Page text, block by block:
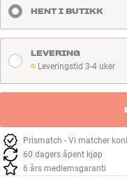
HENT I BUTIKK
Leveringstid 3-4 uker
Leveringstid 3-4 uker
LEVERING
Prismatch - Vi matcher
60 dagers åpent kjøp
6 års medlemsgaranti